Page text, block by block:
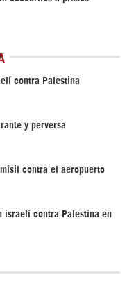
contra Palestina
y perversa
misil contra el aeropuerto
israelí contra Palestina en